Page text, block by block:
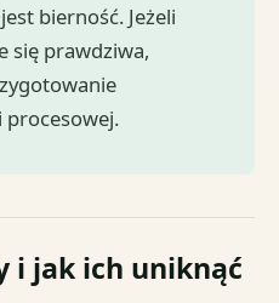
bierność. Jeżeli
się prawdziwa,
i jak ich uniknąć